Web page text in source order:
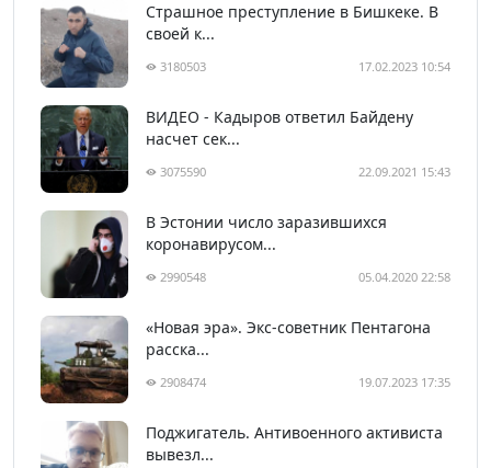
Страшное преступление в Бишкеке. В
своей к...
3180503 17.02.2023 10:54
ВИДЕО - Кадыров ответил Байдену
насчет сек...
3075590 22.09.2021 15:43
В Эстонии число заразившихся
коронавирусом...
2990548 05.04.2020 22:58
«Новая эра». Экс-советник Пентагона
расска...
2908474 19.07.2023 17:35
Поджигатель. Антивоенного активиста
вывезл...